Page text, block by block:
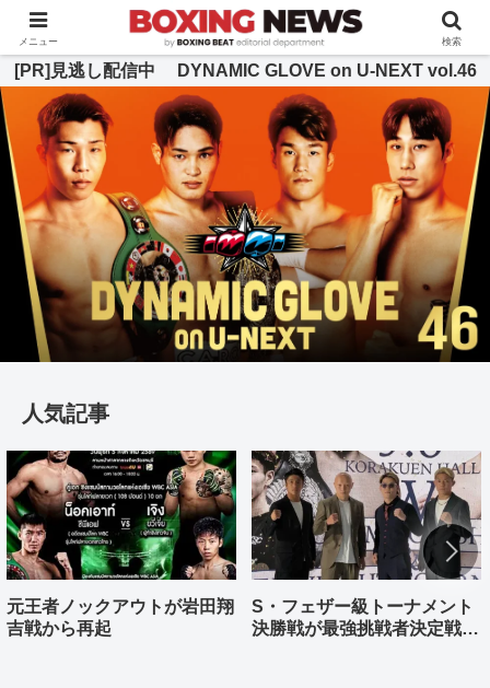
BOXING BEAT [ボクシング・ビート] 公式サイト
[PR]見逃し配信中 DYNAMIC GLOVE on U-NEXT vol.46
人気記事
元王者ノックアウトが岩田翔
吉戦から再起
S・フェザー級トーナメント
決勝戦が最強挑戦者決定戦兼
メニュー 検索